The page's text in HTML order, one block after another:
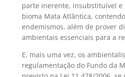
parte inerente, insubstituível e
bioma Mata Atlântica,
endemismos, além de prover
ambientais essenciais para a
E, mais uma vez, os
regulamentação do Fundo da